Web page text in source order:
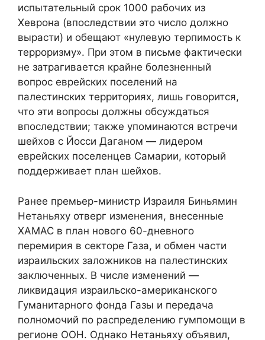
испытательный срок 1000 рабочих из
Хеврона (впоследствии это число должно
вырасти) и обещают «нулевую терпимость к
терроризму». При этом в письме фактически
не затрагивается крайне болезненный
вопрос еврейских поселений на
палестинских территориях, лишь говорится,
что эти вопросы должны обсуждаться
впоследствии; также упоминаются встречи
шейхов с Йосси Даганом — лидером
еврейских поселенцев Самарии, который
поддерживает план шейхов.
Ранее премьер-министр Израиля Биньямин
Нетаньяху отверг изменения, внесенные
ХАМАС в план нового 60-дневного
перемирия в секторе Газа, и обмен части
израильских заложников на палестинских
заключенных. В числе изменений —
ликвидация израильско-американского
Гуманитарного фонда Газы и передача
полномочий по распределению гумпомощи в
регионе ООН. Однако Нетаньяху объявил,